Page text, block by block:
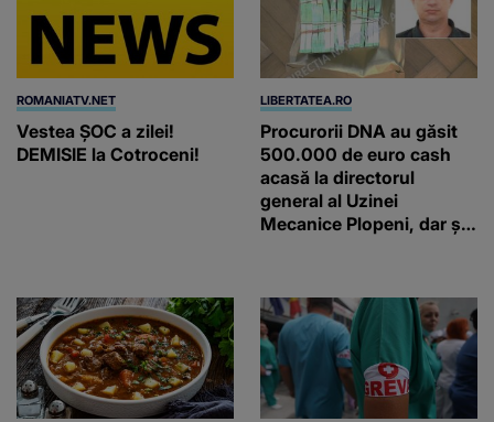
ROMANIATV.NET
Vestea ȘOC a zilei!
DEMISIE la Cotroceni!
LIBERTATEA.RO
Procurorii DNA au găsit
500.000 de euro cash
acasă la directorul
general al Uzinei
Mecanice Plopeni, dar și